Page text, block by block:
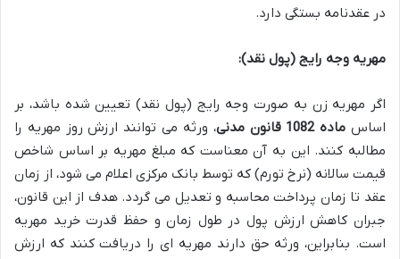
در عقدنامه بستگی دارد.
مهریه وجه رایج (پول نقد):
اگر مهریه زن به صورت وجه رایج (پول نقد) تعیین شده باشد، بر
اساس ماده 1082 قانون مدنی
، ورثه می توانند ارزش روز مهریه را
مطالبه کنند. این به آن معناست که مبلغ مهریه بر اساس شاخص
قیمت سالانه (نرخ تورم) که توسط بانک مرکزی اعلام می شود، از زمان
عقد تا زمان پرداخت محاسبه و تعدیل می گردد. هدف از این قانون،
جبران کاهش ارزش پول در طول زمان و حفظ قدرت خرید مهریه
است. بنابراین، ورثه حق دارند مهریه ای را دریافت کنند که ارزش